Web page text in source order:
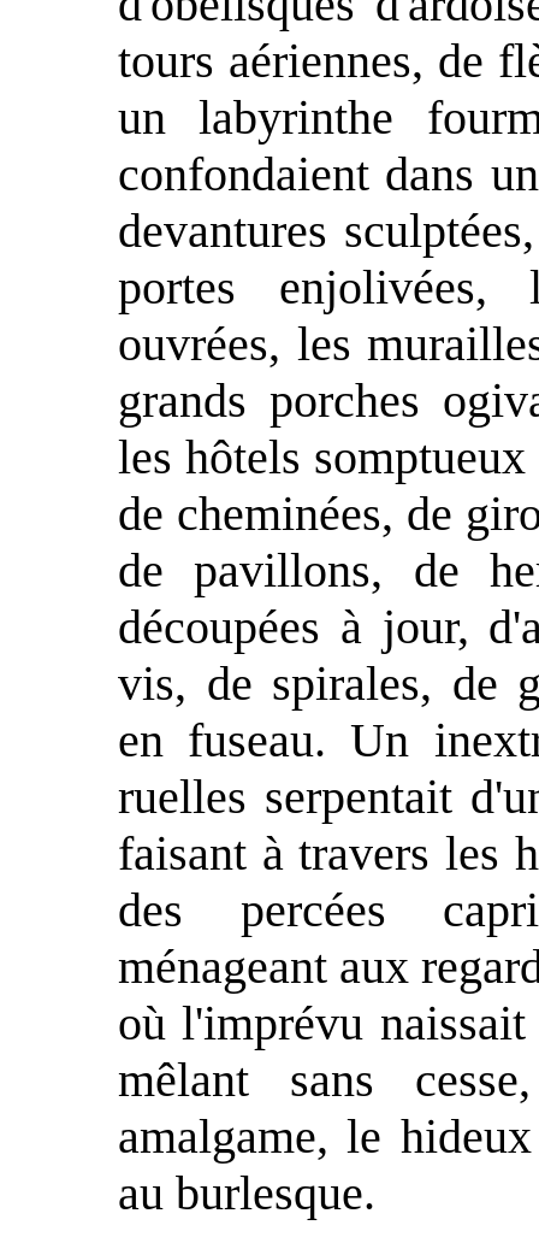
tours aériennes, de
un labyrinthe
confondaient dans
devantures
portes enjolivées,
ouvrées, les
grands porches
les hôtels
de cheminées, de
de pavillons, de
découpées à jour,
vis, de spirales, de
en fuseau. Un
ruelles serpentait
faisant à travers les
des percées
ménageant aux
où l'imprévu naissait
mêlant sans
amalgame, le
au burlesque.